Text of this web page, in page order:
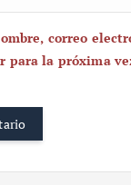
correo
para la próxima